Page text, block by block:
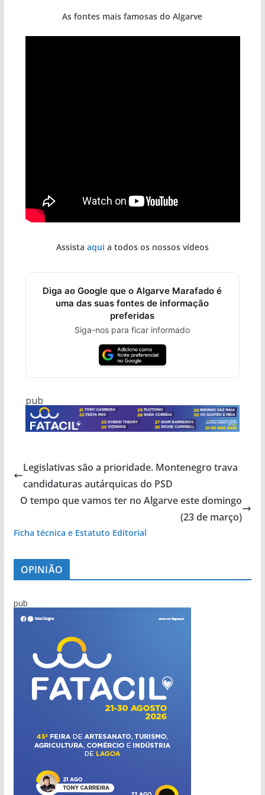
As fontes mais famosas do Algarve
Assista aqui a todos os nossos vídeos
Diga ao Google que o Algarve Marafado é
uma das suas fontes de informação
preferidas
Siga-nos para ficar informado
pub
Legislativas são a prioridade. Montenegro trava
candidaturas autárquicas do PSD
O tempo que vamos ter no Algarve este domingo
(23 de março)
Ficha técnica e Estatuto Editorial
OPINIÃO
pub